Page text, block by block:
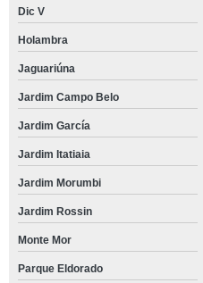
Dic V
Holambra
Jaguariúna
Jardim Campo Belo
Jardim García
Jardim Itatiaia
Jardim Morumbi
Jardim Rossin
Monte Mor
Parque Eldorado